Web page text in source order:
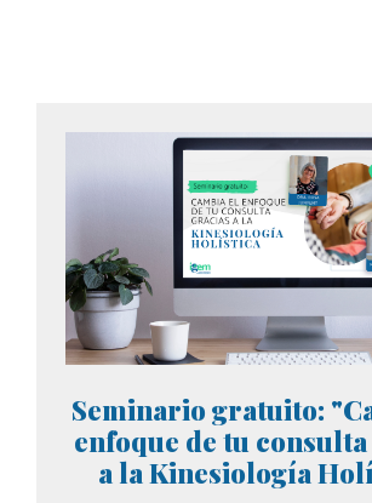
Seminario gratuito:
enfoque de tu
a la Kinesiología